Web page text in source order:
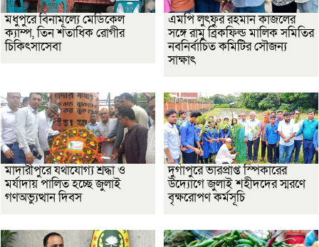
মধুপুরে বিনামূল্যে মেডিকেল
ক্যাম্প, তিন শতাধিক রোগীর
চিকিৎসাসেবা
এমপি লুৎফুর রহমান কাজলের
সঙ্গে রামু ব্রিকফিল্ড মালিক সমিতির
নবনির্বাচিত কমিটির সৌজন্য
সাক্ষাৎ
মাদারীপুরে যথাযোগ্য শ্রদ্ধা ও
মর্যাদায় পালিত হচ্ছে জুলাই
গণঅভ্যুত্থান দিবস
দুর্গাপুরে ভারপ্রাপ্ত স্পিকারের
উদ্যোগে জুলাই শহীদদের স্মরণে
বৃক্ষরোপণ কর্মসূচি